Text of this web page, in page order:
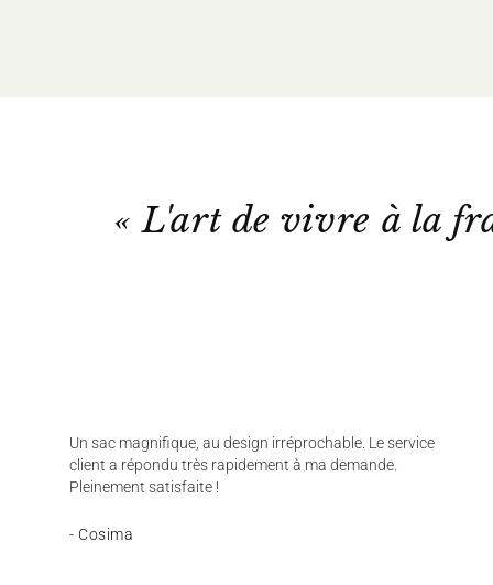
« L'art de vivre à la
Un sac magnifique, au design irréprochable. Le service
client a répondu très rapidement à ma demande.
Pleinement satisfaite !
- Cosima